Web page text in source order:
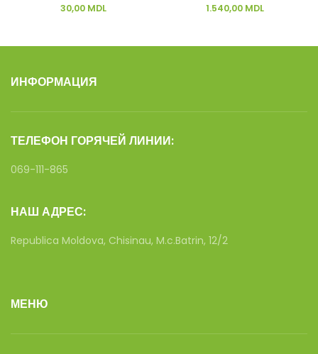
30,00 MDL
1.540,00 MDL
ИНФОРМАЦИЯ
ТЕЛЕФОН ГОРЯЧЕЙ ЛИНИИ:
069-111-865
НАШ АДРЕС:
Republica Moldova, Chisinau, M.c.Batrin, 12/2
МЕНЮ